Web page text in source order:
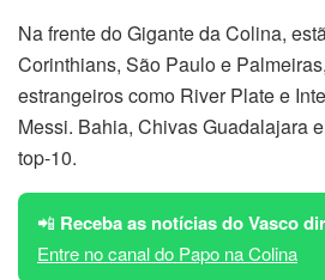
Na frente do Gigante da Colina,
Corinthians, São Paulo e
estrangeiros como River Plate e
Messi. Bahia, Chivas Guadalajara
top-10.
📲 Receba as notícias do Vasco
Entre no canal do Papo na Colina